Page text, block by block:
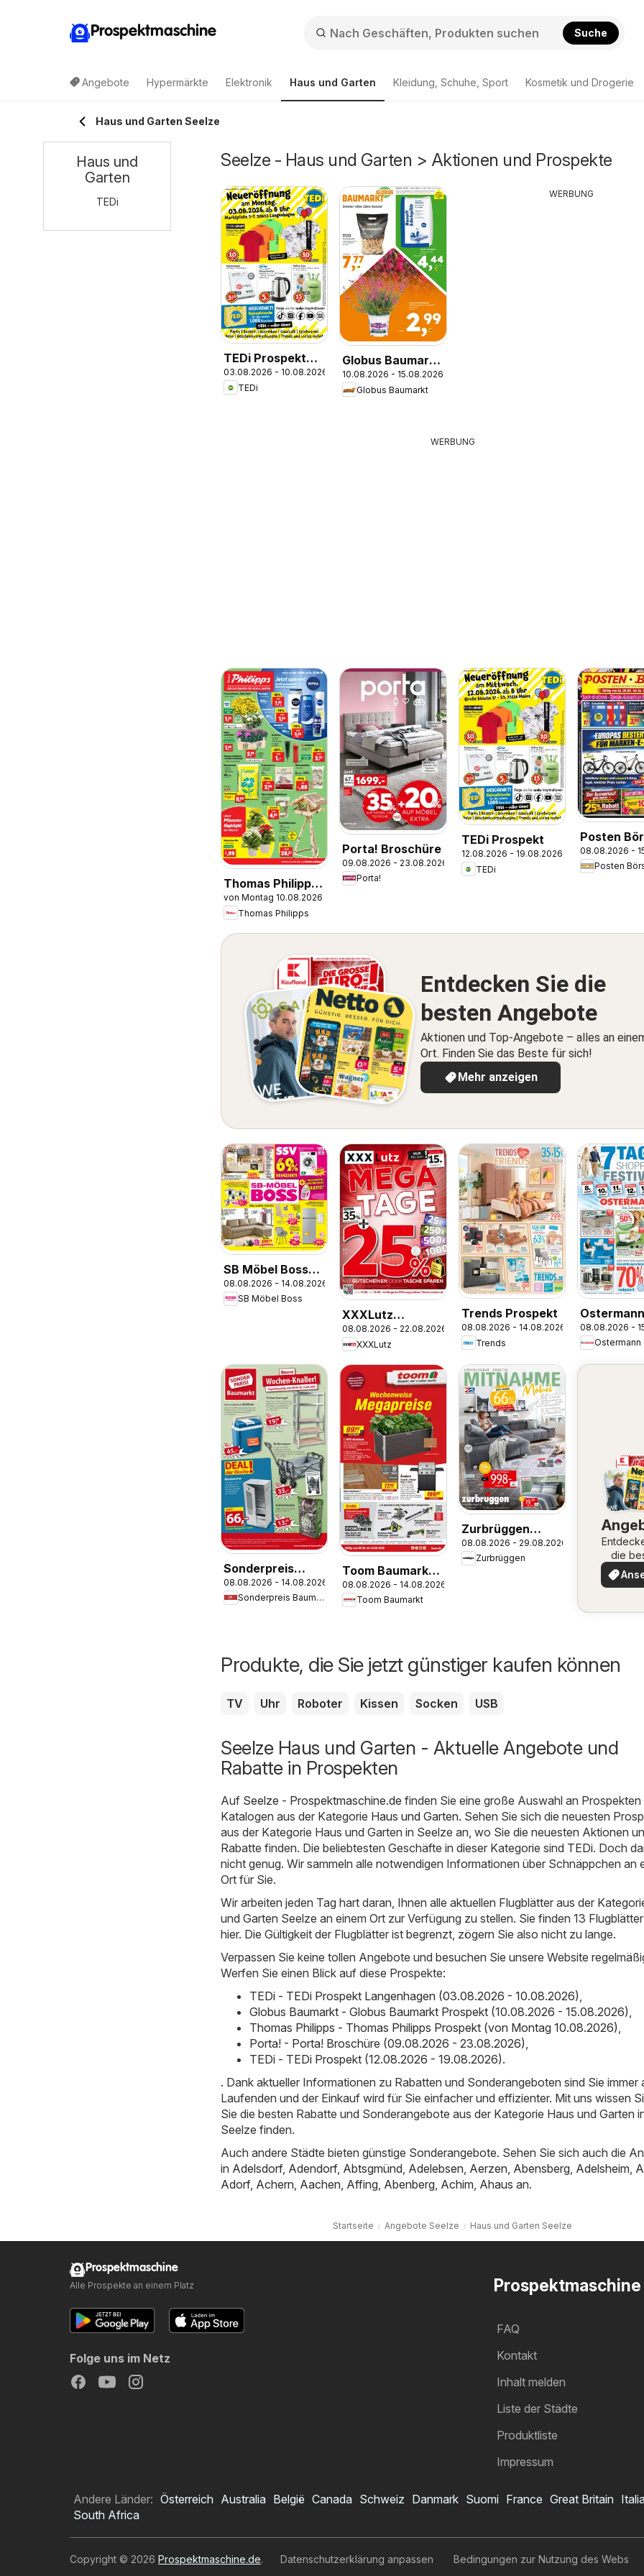
Prospektmaschine Suche
Angebote Hypermärkte Elektronik Haus und Garten Kleidung, Schuhe, Sport Kosmetik und Drogerie
Haus und Garten Seelze
Seelze - Haus und Garten > Aktionen und Prospekte
TEDi Prospekt
Langenhagen
03.08.2026 - 10.08.2026
TEDi
Globus Baumarkt
Prospekt
10.08.2026 - 15.08.2026
Globus Baumarkt
WERBUNG
WERBUNG
Thomas Philipps
Prospekt
von Montag 10.08.2026
Thomas Philipps
Porta! Broschüre
09.08.2026 - 23.08.2026
Porta!
TEDi Prospekt
12.08.2026 - 19.08.2026
TEDi
Posten
Prospekt
08.08.2026 -
Posten
Entdecken Sie die
besten Angebote
Aktionen und Top-Angebote – alles an
Ort. Finden Sie das Beste für sich!
Mehr anzeigen
SB Möbel Boss
Prospekt
08.08.2026 - 14.08.2026
SB Möbel Boss
XXXLutz
Prospekt
08.08.2026 - 22.08.2026
XXXLutz
Trends Prospekt
08.08.2026 - 14.08.2026
Trends
Ostermann
Prospekt
08.08.2026 -
Ostermann
Sonderpreis
Baumarkt
Prospekt
08.08.2026 - 14.08.2026
Sonderpreis Baumarkt
Toom Baumarkt
Prospekt
08.08.2026 - 14.08.2026
Toom Baumarkt
Zurbrüggen
Mitnahme Möbel
08.08.2026 - 29.08.2026
Zurbrüggen
die
Produkte, die Sie jetzt günstiger kaufen können
TV Uhr Roboter Kissen Socken USB
Seelze Haus und Garten - Aktuelle Angebote und
Rabatte in Prospekten
Auf Seelze - Prospektmaschine.de finden Sie eine große Auswahl an Prospekten
Katalogen aus der Kategorie Haus und Garten. Sehen Sie sich die neuesten
aus der Kategorie Haus und Garten in Seelze an, wo Sie die neuesten Aktionen
Rabatte finden. Die beliebtesten Geschäfte in dieser Kategorie sind TEDi. Doch
nicht genug. Wir sammeln alle notwendigen Informationen über Schnäppchen an
Ort für Sie.
Wir arbeiten jeden Tag hart daran, Ihnen alle aktuellen Flugblätter aus der
und Garten Seelze an einem Ort zur Verfügung zu stellen. Sie finden 13
hier. Die Gültigkeit der Flugblätter ist begrenzt, zögern Sie also nicht zu lange.
Verpassen Sie keine tollen Angebote und besuchen Sie unsere Website
Werfen Sie einen Blick auf diese Prospekte:
TEDi - TEDi Prospekt Langenhagen (03.08.2026 - 10.08.2026)
Globus Baumarkt - Globus Baumarkt Prospekt (10.08.2026 - 15.08.2026)
Thomas Philipps - Thomas Philipps Prospekt (von Montag 10.08.2026)
Porta! - Porta! Broschüre (09.08.2026 - 23.08.2026)
TEDi - TEDi Prospekt (12.08.2026 - 19.08.2026).
. Dank aktueller Informationen zu Rabatten und Sonderangeboten sind Sie immer
Laufenden und der Einkauf wird für Sie einfacher und effizienter. Mit uns wissen
Sie die besten Rabatte und Sonderangebote aus der Kategorie Haus und Garten
Seelze finden.
Auch andere Städte bieten günstige Sonderangebote. Sehen Sie sich auch die
in Adelsdorf, Adendorf, Abtsgmünd Adelebsen Aerzen Abensberg Adelsheim
Adorf, Achern Aachen Affing Abenberg Achim Ahaus an.
Startseite Angebote Seelze Haus und Garten Seelze
Haus und
Garten
TEDi
Prospektmaschine
FAQ
Kontakt
Inhalt melden
Liste der Städte
Produktliste
Impressum
Prospektmaschine
Alle Prospekte an einem Platz
Folge uns im Netz
Andere Länder: Österreich Australia België Canada Schweiz Danmark Suomi France Great Britain
South Africa
Copyright © 2026 Prospektmaschine.de. Datenschutzerklärung anpassen Bedingungen zur Nutzung des Webs